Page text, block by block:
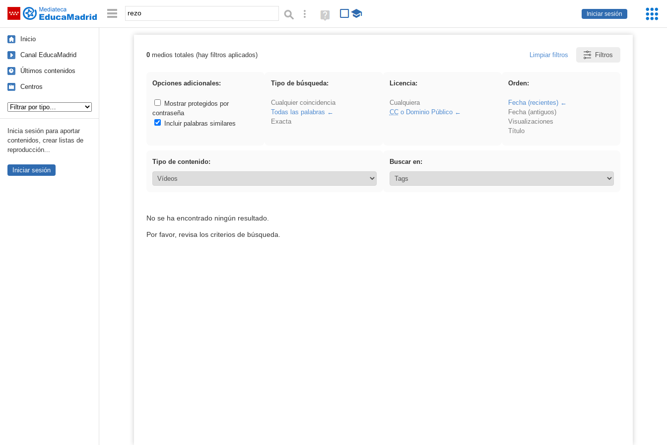
Saltar navegación
Iniciar sesión
Palabra o frase: Búsqueda avanzada
Ayuda
(en
Inicio
Canal EducaMadrid
Últimos contenidos
Centros
Inicia sesión para aportar
contenidos, crear listas de
reproducción...
Iniciar sesión
Resultados de: rezo
0medios totales (hay filtros aplicados) Limpiar filtros Filtros
Opciones adicionales:
Mostrar protegidos por
contraseña
Incluir palabras similares
Tipo de búsqueda:
Cualquier coincidencia
Todas las palabras
Exacta
Licencia:
Cualquiera
CCo Dominio Público
Orden:
Fecha (recientes)
Fecha (antiguos)
Visualizaciones
Título
Tipo de contenido: Buscar en:
No se ha encontrado ningún resultado.
Por favor, revisa los criterios de búsqueda.